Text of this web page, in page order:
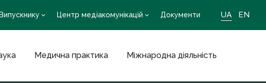
Випускнику Центр медіакомунікацій Документи UA EN
Медична практика Міжнародна діяльність